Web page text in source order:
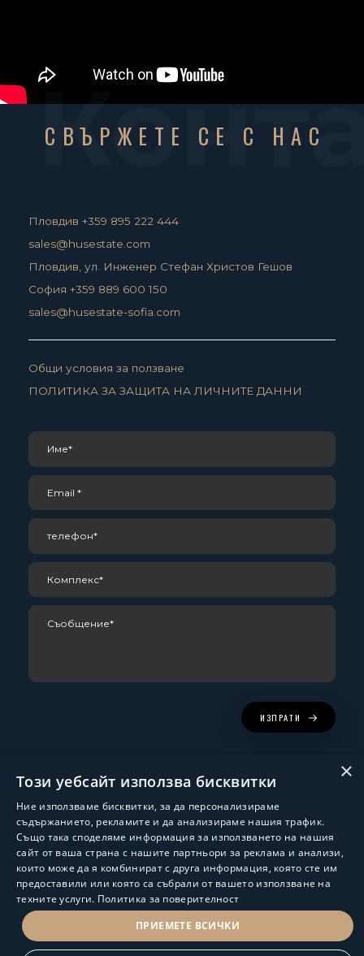
СВЪРЖЕТЕ СЕ С НАС
Пловдив +359 895 222 444
sales@husestate.com
Пловдив, ул. Инженер Стефан Христов Гешов
София +359 889 600 150
sales@husestate-sofia.com
Общи условия за ползване
ПОЛИТИКА ЗА ЗАЩИТА НА ЛИЧНИТЕ ДАННИ
ИЗПРАТИ
Изработка и поддръжка:ShalomDev.com
© Hus Estate 2022. All Rights Reserved. Общи условия за ползване
×
Този уебсайт използва бисквитки
Ние използваме бисквитки, за да персонализираме
съдържанието, рекламите и да анализираме нашия трафик.
Също така споделяме информация за използването на нашия
сайт от ваша страна с нашите партньори за реклама и анализи,
които може да я комбинират с друга информация, която сте им
предоставили или която са събрали от вашето използване на
техните услуги. Политика за поверителност
ПРИЕМЕТЕ ВСИЧКИ